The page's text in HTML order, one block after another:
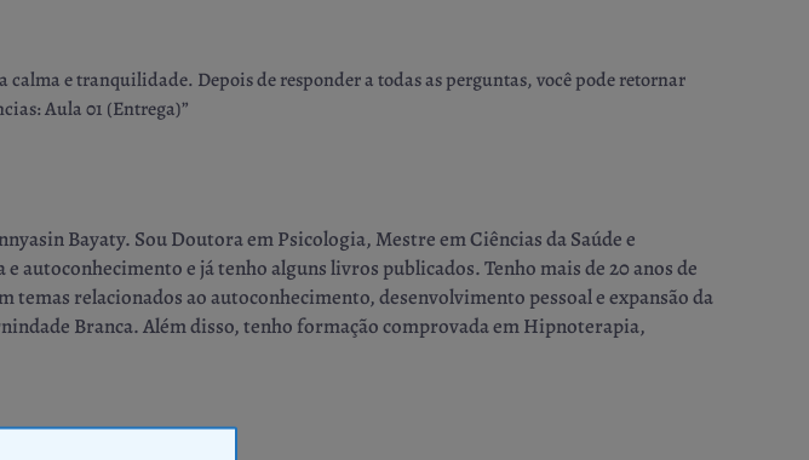
e tranquilidade. Depois de responder a todas as perguntas, você pode retornar
Aula 01 (Entrega)”
Bayaty. Sou Doutora em Psicologia, Mestre em Ciências da Saúde e
autoconhecimento e já tenho alguns livros publicados. Tenho mais de 20 anos de
relacionados ao autoconhecimento, desenvolvimento pessoal e expansão da
Branca. Além disso, tenho formação comprovada em Hipnoterapia,